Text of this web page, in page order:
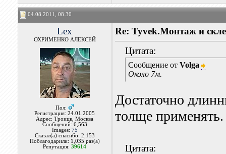
04.08.2011, 08:30
Lex
ОХРИМЕНКО АЛЕКСЕЙ
Пол:
Регистрация: 24.01.2005
Адрес: Троицк, Москва
Сообщений: 6,563
Images: 75
Сказал(а) спасибо: 2,153
Поблагодарили: 1,035 раз(а)
Репутация:39614
Re: Tyvek.Монтаж и
Цитата:
Сообщение от Volga
Около 7м.
Достаточно
толще применять.
Цитата: